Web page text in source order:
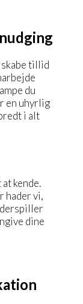
tillid
du
en uhyrlig
i alt
kende.
hader vi,
dine